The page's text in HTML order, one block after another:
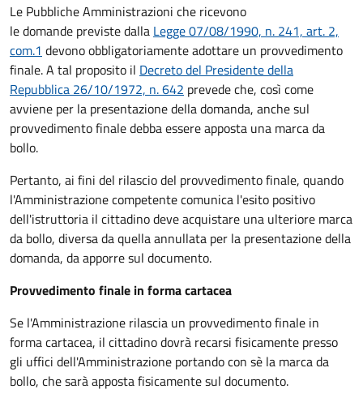
Le Pubbliche Amministrazioni che ricevono
le domande previste dalla Legge 07/08/1990, n. 241, art. 2,
com.1 devono obbligatoriamente adottare un provvedimento
finale. A tal proposito il Decreto del Presidente della
Repubblica 26/10/1972, n. 642 prevede che, così come
avviene per la presentazione della domanda, anche sul
provvedimento finale debba essere apposta una marca da
bollo.
Pertanto, ai fini del rilascio del provvedimento finale, quando
l'Amministrazione competente comunica l'esito positivo
dell'istruttoria il cittadino deve acquistare una ulteriore marca
da bollo, diversa da quella annullata per la presentazione della
domanda, da apporre sul documento.
Provvedimento finale in forma cartacea
Se l'Amministrazione rilascia un provvedimento finale in
forma cartacea, il cittadino dovrà recarsi fisicamente presso
gli uffici dell'Amministrazione portando con sè la marca da
bollo, che sarà apposta fisicamente sul documento.